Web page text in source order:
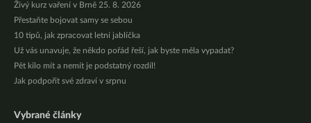
Živý kurz vaření v Brně 25. 8. 2026
Přestaňte bojovat samy se sebou
10 tipů, jak zpracovat letní jablíčka
Už vás unavuje, že někdo pořád řeší, jak byste měla vypadat?
Pět kilo mít a nemít je podstatný rozdíl!
Jak podpořit své zdraví v srpnu
Vybrané články